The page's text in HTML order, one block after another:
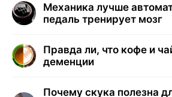
Механика лучше
педаль тренирует мозг
Правда ли, что кофе и
деменции
Почему скука полезна